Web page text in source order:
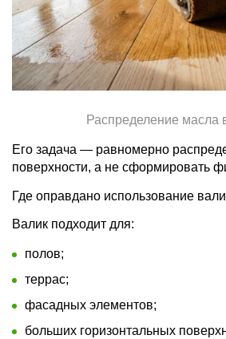
Распределение масла
Его задача — равномерно
поверхности, а не сформировать
Где оправдано использование
Валик подходит для:
полов;
террас;
фасадных элементов;
больших горизонтальных